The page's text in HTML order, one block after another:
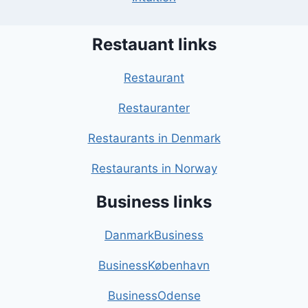
Restauant links
Restaurant
Restauranter
Restaurants in Denmark
Restaurants in Norway
Business links
DanmarkBusiness
BusinessKøbenhavn
BusinessOdense